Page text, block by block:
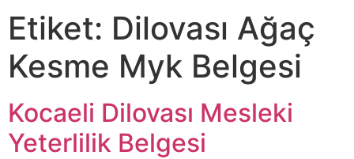
Etiket: Dilovası Ağaç
Kesme Myk Belgesi
Kocaeli Dilovası Mesleki
Yeterlilik Belgesi